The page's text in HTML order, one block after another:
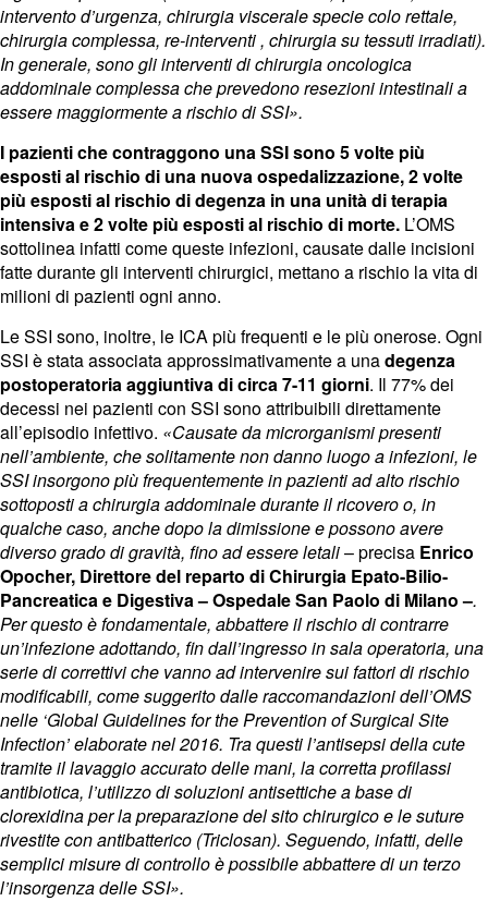
intervento d’urgenza, chirurgia viscerale specie colo rettale,
chirurgia complessa, re-interventi , chirurgia su tessuti irradiati).
In generale, sono gli interventi di chirurgia oncologica
addominale complessa che prevedono resezioni intestinali a
essere maggiormente a rischio di SSI».
I pazienti che contraggono una SSI sono 5 volte più
esposti al rischio di una nuova ospedalizzazione, 2 volte
più esposti al rischio di degenza in una unità di terapia
intensiva e 2 volte più esposti al rischio di morte. L’OMS
sottolinea infatti come queste infezioni, causate dalle incisioni
fatte durante gli interventi chirurgici, mettano a rischio la vita di
milioni di pazienti ogni anno.
Le SSI sono, inoltre, le ICA più frequenti e le più onerose. Ogni
SSI è stata associata approssimativamente a unadegenza
postoperatoria aggiuntiva di circa 7-11 giorni. Il 77% dei
decessi nei pazienti con SSI sono attribuibili direttamente
all’episodio infettivo. «Causate da microrganismi presenti
nell’ambiente, che solitamente non danno luogo a infezioni, le
SSI insorgono più frequentemente in pazienti ad alto rischio
sottoposti a chirurgia addominale durante il ricovero o, in
qualche caso, anche dopo la dimissione e possono avere
diverso grado di gravità, fino ad essere letali– precisa Enrico
Opocher, Direttore del reparto di Chirurgia Epato-Bilio-
Pancreatica e Digestiva – Ospedale San Paolo di Milano –.
Per questo è fondamentale, abbattere il rischio di contrarre
un’infezione adottando, fin dall’ingresso in sala operatoria, una
serie di correttivi che vanno ad intervenire sui fattori di rischio
modificabili, come suggerito dalle raccomandazioni dell’OMS
nelle ‘Global Guidelines for the Prevention of Surgical Site
Infection’ elaborate nel 2016. Tra questi l’antisepsi della cute
tramite il lavaggio accurato delle mani, la corretta profilassi
antibiotica, l’utilizzo di soluzioni antisettiche a base di
clorexidina per la preparazione del sito chirurgico e le suture
rivestite con antibatterico (Triclosan). Seguendo, infatti, delle
semplici misure di controllo è possibile abbattere di un terzo
l’insorgenza delle SSI».